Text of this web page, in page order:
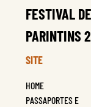
FESTIVAL DE
PARINTINS
SITE
HOME
PASSAPORTES E